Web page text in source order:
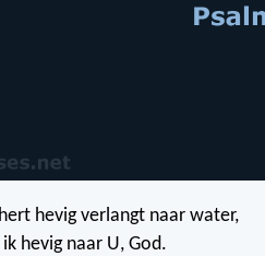
hevig verlangt naar water,
hevig naar U, God.